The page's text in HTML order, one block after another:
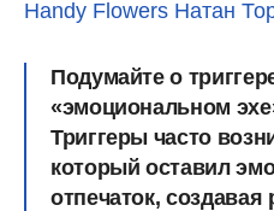
Handy Flowers Натан
Подумайте о
«эмоциональном
Триггеры часто
который оставил
отпечаток,